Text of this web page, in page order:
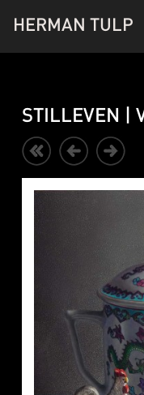
HERMAN TULP
STILLEVEN |